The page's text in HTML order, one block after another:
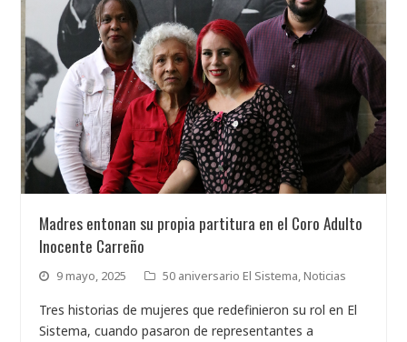
Madres entonan su propia partitura en el Coro Adulto
Inocente Carreño
9 mayo, 2025 50 aniversario El Sistema,Noticias
Tres historias de mujeres que redefinieron su rol en El
Sistema, cuando pasaron de representantes a